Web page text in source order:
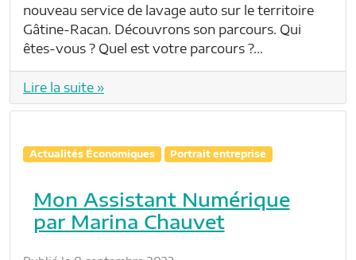
nouveau service de lavage auto sur le territoire
Gâtine-Racan. Découvrons son parcours. Qui
êtes-vous ? Quel est votre parcours ?…
Lire la suite »
Actualités Économiques Portrait entreprise
Mon Assistant Numérique
par Marina Chauvet